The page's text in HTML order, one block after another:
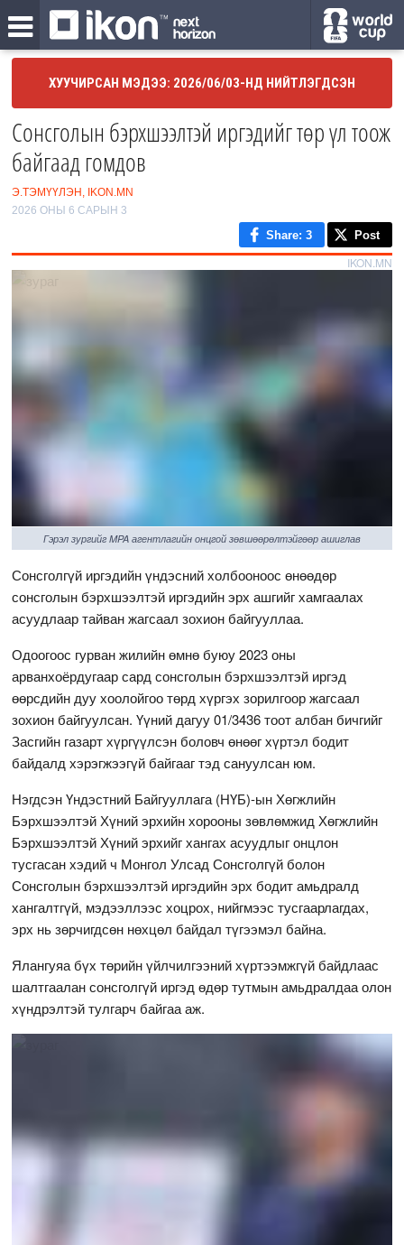
ХУУЧИРСАН МЭДЭЭ: 2026/06/03-НД НИЙТЛЭГДСЭН
Сонсголын бэрхшээлтэй иргэдийг төр үл тоож
байгаад гомдов
Э.ТЭМҮҮЛЭН, IKON.MN
2026 ОНЫ 6 САРЫН 3
Share: 3 Post
IKON.MN
Гэрэл зургийг MPA агентлагийн онцгой зөвшөөрөлтэйгөөр ашиглав
Сонсголгүй иргэдийн үндэсний холбооноос өнөөдөр
сонсголын бэрхшээлтэй иргэдийн эрх ашгийг хамгаалах
асуудлаар тайван жагсаал зохион байгууллаа.
Одоогоос гурван жилийн өмнө буюу 2023 оны
арванхоёрдугаар сард сонсголын бэрхшээлтэй иргэд
өөрсдийн дуу хоолойгоо төрд хүргэх зорилгоор жагсаал
зохион байгуулсан. Үүний дагуу 01/3436 тоот албан бичгийг
Засгийн газарт хүргүүлсэн боловч өнөөг хүртэл бодит
байдалд хэрэгжээгүй байгааг тэд сануулсан юм.
Нэгдсэн Үндэстний Байгууллага (НҮБ)-ын Хөгжлийн
Бэрхшээлтэй Хүний эрхийн хорооны зөвлөмжид Хөгжлийн
Бэрхшээлтэй Хүний эрхийг хангах асуудлыг онцлон
тусгасан хэдий ч Монгол Улсад Сонсголгүй болон
Сонсголын бэрхшээлтэй иргэдийн эрх бодит амьдралд
хангалтгүй, мэдээллээс хоцрох, нийгмээс тусгаарлагдах,
эрх нь зөрчигдсөн нөхцөл байдал түгээмэл байна.
Ялангуяа бүх төрийн үйлчилгээний хүртээмжгүй байдлаас
шалтгаалан сонсголгүй иргэд өдөр тутмын амьдралдаа олон
хүндрэлтэй тулгарч байгаа аж.